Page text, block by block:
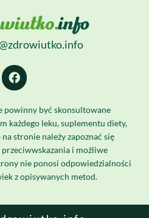
powinny być skonsultowane
każdego leku, suplementu diety,
stronie należy zapoznać się
i możliwe
nie ponosi odpowiedzialności
z opisywanych metod.